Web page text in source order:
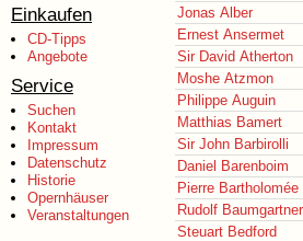
Einkaufen
CD-Tipps
Angebote
Service
Suchen
Kontakt
Impressum
Datenschutz
Historie
Opernhäuser
Veranstaltungen
Jonas Alber
Ernest Ansermet
Sir David Atherton
Moshe Atzmon
Philippe Auguin
Matthias Bamert
Sir John Barbirolli
Daniel Barenboim
Pierre Bartholomée
Rudolf Baumgartner
Steuart Bedford